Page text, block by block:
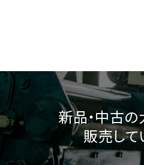
新品・中古
販売して